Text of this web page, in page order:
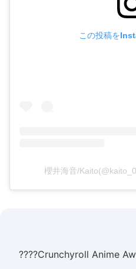
この投稿を
櫻井海音/
????Crunchyroll Anime